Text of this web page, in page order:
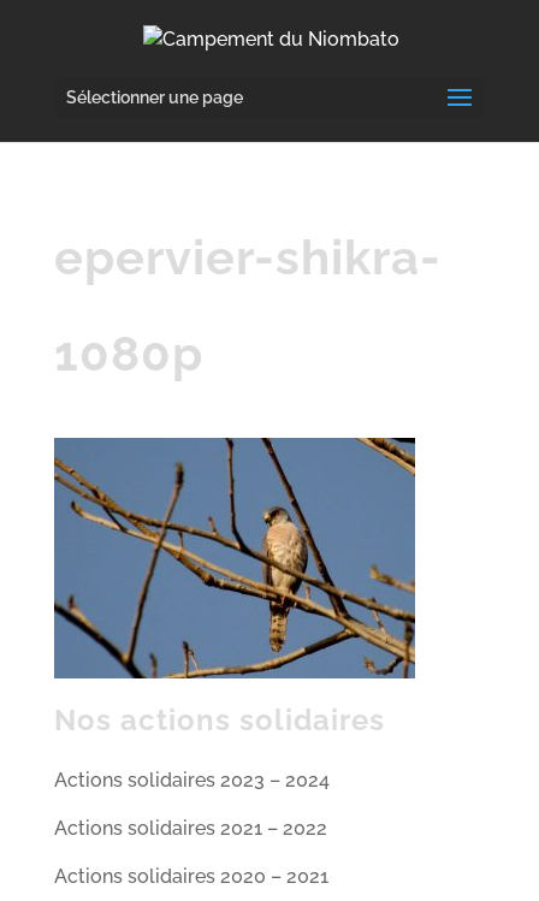
Sélectionner une page
epervier-shikra-
1080p
Nos actions solidaires
Actions solidaires 2023 – 2024
Actions solidaires 2021 – 2022
Actions solidaires 2020 – 2021